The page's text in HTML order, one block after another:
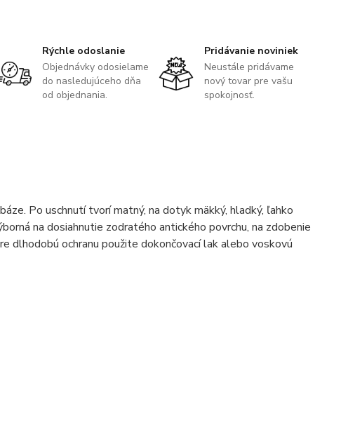
Rýchle odoslanie
Objednávky odosielame
do nasledujúceho dňa
od objednania.
Pridávanie noviniek
Neustále pridávame
nový tovar pre vašu
spokojnosť.
Po uschnutí tvorí matný, na dotyk mäkký, hladký, ľahko
na dosiahnutie zodratého antického povrchu, na zdobenie
dlhodobú ochranu použite dokončovací lak alebo voskovú